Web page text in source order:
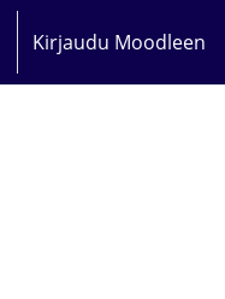
Kirjaudu Moodleen